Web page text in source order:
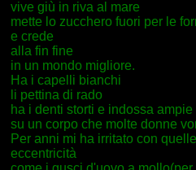
vive giù in riva al mare
mette lo zucchero fuori per le
e crede
alla fin fine
in un mondo migliore.
Ha i capelli bianchi
li pettina di rado
ha i denti storti e indossa ampie
su un corpo che molte donne
Per anni mi ha irritato con
eccentricità